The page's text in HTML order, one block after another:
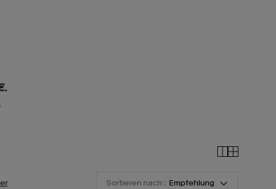
Sortieren nach : Empfehlung